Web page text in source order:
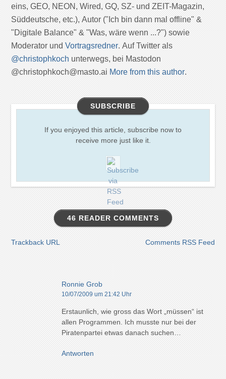
eins, GEO, NEON, Wired, GQ, SZ- und ZEIT-Magazin,
Süddeutsche, etc.), Autor ("Ich bin dann mal offline" &
"Digitale Balance" & "Was, wäre wenn ...?") sowie
Moderator undVortragsredner. Auf Twitter als
@christophkoch unterwegs, bei Mastodon
@christophkoch@masto.ai More from this author.
SUBSCRIBE
If you enjoyed this article, subscribe now to
receive more just like it.
46 READER COMMENTS
Trackback URL Comments RSS Feed
Ronnie Grob
10/07/2009 um 21:42 Uhr
Erstaunlich, wie gross das Wort „müssen“ ist
allen Programmen. Ich musste nur bei der
Piratenpartei etwas danach suchen…
Antworten